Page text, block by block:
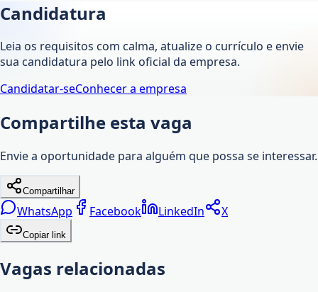
Candidatura
Leia os requisitos com calma, atualize o currículo e envie
sua candidatura pelo link oficial da empresa.
Candidatar-seConhecer a empresa
Compartilhe esta vaga
Envie a oportunidade para alguém que possa se interessar.
Compartilhar
WhatsApp Facebook LinkedIn X
Copiar link
Vagas relacionadas